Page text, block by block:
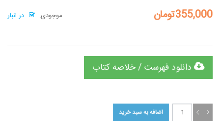
موجودی:
در انبار 355,000تومان
دانلود فهرست / خلاصه کتاب